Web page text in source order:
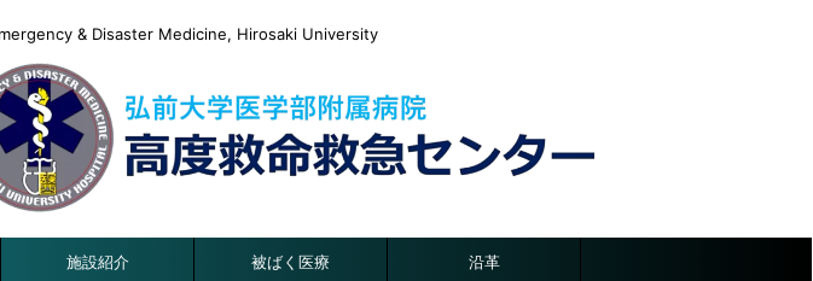
& Disaster Medicine, Hirosaki University
施設紹介 被ばく医療 沿革